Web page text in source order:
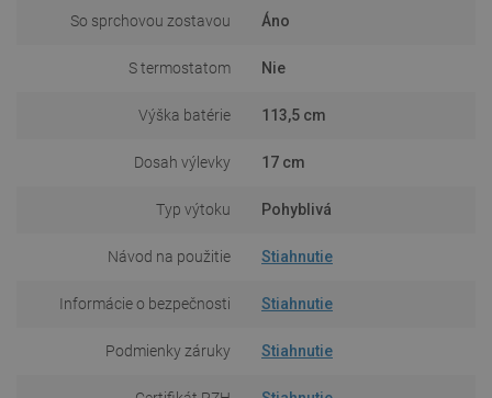
So sprchovou zostavou Áno
S termostatom Nie
Výška batérie 113,5 cm
Dosah výlevky 17 cm
Typ výtoku Pohyblivá
Návod na použitie Stiahnutie
Informácie o bezpečnosti Stiahnutie
Podmienky záruky Stiahnutie